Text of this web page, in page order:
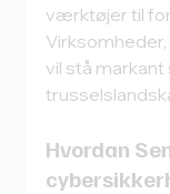
værktøjer til
vil stå
Hvordan